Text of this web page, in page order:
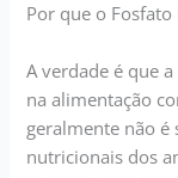
Por que o Fosfato
A verdade é que
na alimentação
geralmente não é
nutricionais dos